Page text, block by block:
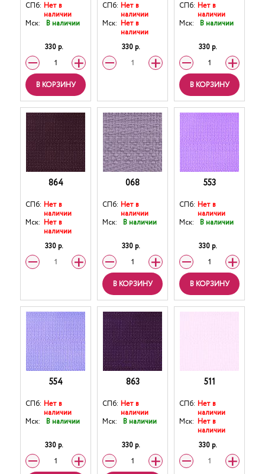
СПб: Нет в
наличии
Мск:
В наличии
330 р.
В КОРЗИНУ
СПб: Нет в
наличии
Мск: Нет в
наличии
330 р.
СПб: Нет в
наличии
Мск:
В наличии
330 р.
В КОРЗИНУ
864
СПб: Нет в
наличии
Мск: Нет в
наличии
330 р.
068
СПб: Нет в
наличии
Мск:
В наличии
330 р.
В КОРЗИНУ
553
СПб: Нет в
наличии
Мск:
В наличии
330 р.
В КОРЗИНУ
554
СПб: Нет в
наличии
Мск:
В наличии
330 р.
863
СПб: Нет в
наличии
Мск:
В наличии
330 р.
511
СПб: Нет в
наличии
Мск: Нет в
наличии
330 р.